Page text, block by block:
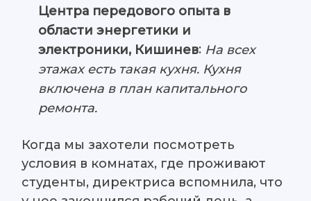
Центра передового опыта в
области энергетики и
электроники, Кишинев: На всех
этажах есть такая кухня. Кухня
включена в план капитального
ремонта.
Когда мы захотели посмотреть
условия в комнатах, где проживают
студенты, директриса вспомнила, что